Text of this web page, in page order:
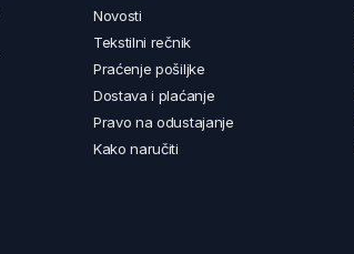
Novosti
Tekstilni rečnik
Praćenje pošiljke
Dostava i plaćanje
Pravo na odustajanje
Kako naručiti